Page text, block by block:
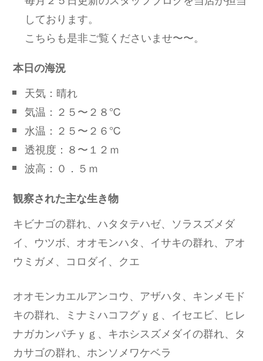
しております。
こちらも是非ご覧くださいませ〜〜。
本日の海況
天気：晴れ
気温：２５〜２８℃
水温：２５〜２６℃
透視度：８〜１２ｍ
波高：０．５ｍ
観察された主な生き物
キビナゴの群れ、ハタタテハゼ、ソラスズメダ
イ、ウツボ、オオモンハタ、イサキの群れ、アオ
ウミガメ、コロダイ、クエ
オオモンカエルアンコウ、アザハタ、キンメモド
キの群れ、ミナミハコフグｙｇ、イセエビ、ヒレ
ナガカンパチｙｇ、キホシスズメダイの群れ、タ
カサゴの群れ、ホンソメワケベラ